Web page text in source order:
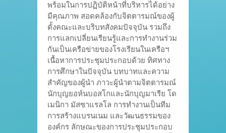
พร้อมในการปฏิบัติหน้าที่บริหารได้อย่าง
มีคุณภาพ สอดคล้องกับจิตตารมณ์ของผู้
ตั้งคณะและบริบทสังคมปัจจุบัน รวมถึง
การแลกเปลี่ยนเรียนรู้และการทำงานร่วม
กันเป็นเครือข่ายของโรงเรียนในเครือฯ
เนื้อหาการประชุมประกอบด้วย ทิศทาง
การศึกษาในปัจจุบัน บทบาทและความ
สำคัญของผู้นำ ภาวะผู้นำตามจิตตารมณ์
นักบุญยอห์นบอสโกและนักบุญมาเรีย โด
เมนิกา มัสซาแรลโล การทำงานเป็นทีม
การสร้างแบรนเนม และวัฒนธรรมของ
องค์กร ลักษณะของการประชุมประกอบ